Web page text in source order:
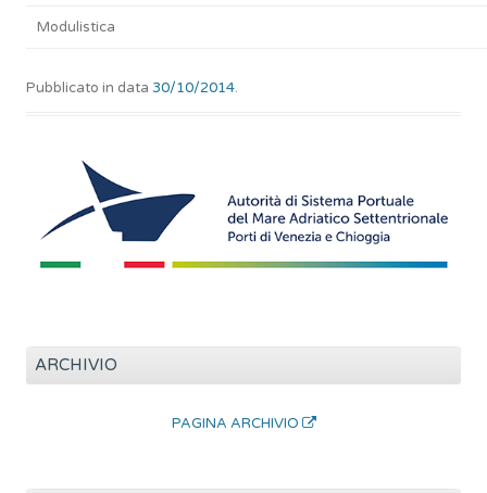
Modulistica
Pubblicato in data 30/10/2014.
ARCHIVIO
PAGINA ARCHIVIO